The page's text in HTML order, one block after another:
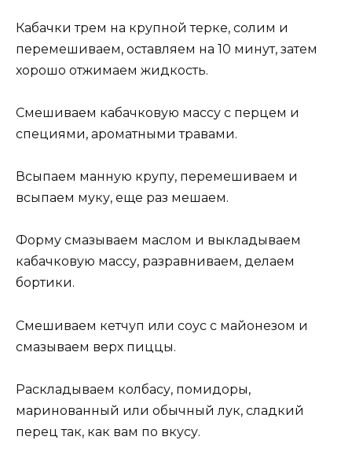
Кабачки трем на крупной терке, солим и
перемешиваем, оставляем на 10 минут, затем
хорошо отжимаем жидкость.
Смешиваем кабачковую массу с перцем и
специями, ароматными травами.
Всыпаем манную крупу, перемешиваем и
всыпаем муку, еще раз мешаем.
Форму смазываем маслом и выкладываем
кабачковую массу, разравниваем, делаем
бортики.
Смешиваем кетчуп или соус с майонезом и
смазываем верх пиццы.
Раскладываем колбасу, помидоры,
маринованный или обычный лук, сладкий
перец так, как вам по вкусу.